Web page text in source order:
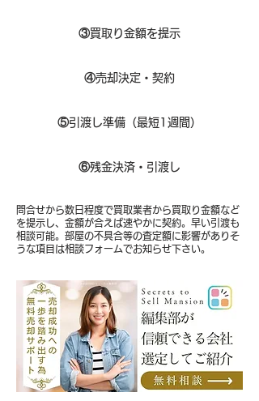
③買取り金額を提示
④売却決定・契約
⑤引渡し準備（最短1週間）
⑥残金決済・引渡し
問合せから数日程度で買取業者から買取り金額など
を提示し、金額が合えば速やかに契約。早い引渡も
相談可能。部屋の不具合等の査定額に影響がありそ
うな項目は相談フォームでお知らせ下さい。